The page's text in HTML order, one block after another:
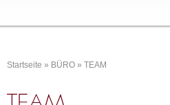
Startseite » BÜRO » TEAM